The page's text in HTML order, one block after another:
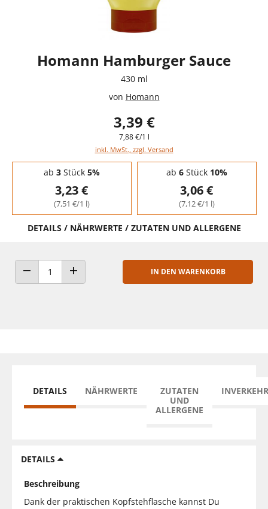
Homann Hamburger Sauce
430 ml
von Homann
3,39 €
7,88 €/1 l
inkl. MwSt., zzgl. Versand
Staffelpreise - Mengenrabatt
ab 3Stück 5%
3,23 €
(7,51 €/1 l)
ab 6Stück 10%
3,06 €
(7,12 €/1 l)
DETAILS / NÄHRWERTE / ZUTATEN UND ALLERGENE
ANZAHL VERRINGERNANZAHL ERHÖHEN
IN DEN WARENKORB
DETAILS NÄHRWERTE
ZUTATEN
UND
ALLERGENE
DETAILS
Beschreibung
Dank der praktischen Kopfstehflasche kannst Du